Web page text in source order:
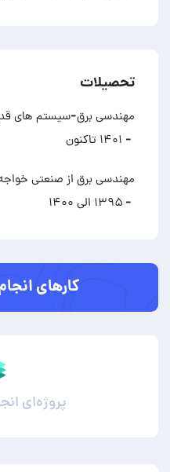
تحصیلات
مهندسی برق-سیستم های
- ۱۴۰۱ تاکنون
مهندسی برق از صنعتی
- ۱۳۹۵ الی ۱۴۰۰
کارهای
پروژه‌ای